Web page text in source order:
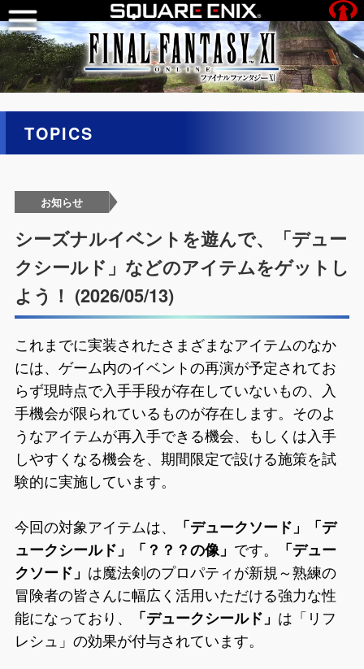
TOPICS
お知らせ
シーズナルイベントを遊んで、「デュー
クシールド」などのアイテムをゲットし
よう！ (2026/05/13)
これまでに実装されたさまざまなアイテムのなか
には、ゲーム内のイベントの再演が予定されてお
らず現時点で入手手段が存在していないもの、入
手機会が限られているものが存在します。そのよ
うなアイテムが再入手できる機会、もしくは入手
しやすくなる機会を、期間限定で設ける施策を試
験的に実施しています。
今回の対象アイテムは、
「デュークソード」「デ
ュークシールド」「？？？の像」 です。
「デュー
クソード」 は魔法剣のプロパティが新規～熟練の
冒険者の皆さんに幅広く活用いただける強力な性
能になっており、
「デュークシールド」 は「リフ
レシュ」の効果が付与されています。